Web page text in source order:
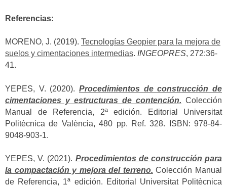
Referencias:
MORENO, J. (2019). Tecnologías Geopier para la mejora de
suelos y cimentaciones intermedias. INGEOPRES, 272:36-
41.
YEPES, V. (2020). Procedimientos de construcción de
cimentaciones y estructuras de contención. Colección
Manual de Referencia, 2ª edición. Editorial Universitat
Politècnica de València, 480 pp. Ref. 328. ISBN: 978-84-
9048-903-1.
YEPES, V. (2021). Procedimientos de construcción para
la compactación y mejora del terreno. Colección Manual
de Referencia, 1ª edición. Editorial Universitat Politècnica